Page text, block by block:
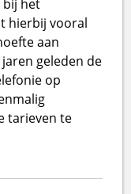
bij het
hierbij vooral
aan
geleden de
op
tarieven te